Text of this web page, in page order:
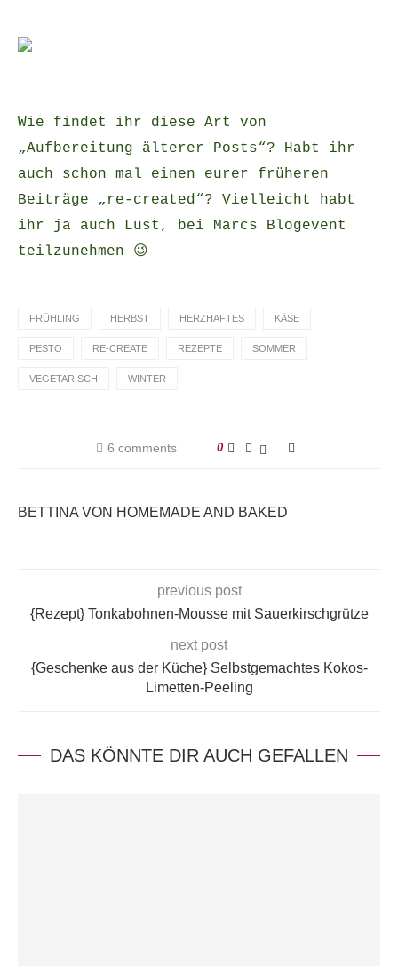
Wie findet ihr diese Art von
„Aufbereitung älterer Posts“? Habt ihr
auch schon mal einen eurer früheren
Beiträge „re-created“? Vielleicht habt
ihr ja auch Lust, bei Marcs Blogevent
teilzunehmen 😉
FRÜHLING HERBST HERZHAFTES KÄSE
PESTO RE-CREATE REZEPTE SOMMER
VEGETARISCH WINTER
6 comments 0
BETTINA VON HOMEMADE AND BAKED
previous post
{Rezept} Tonkabohnen-Mousse mit Sauerkirschgrütze
next post
{Geschenke aus der Küche} Selbstgemachtes Kokos-
Limetten-Peeling
DAS KÖNNTE DIR AUCH GEFALLEN